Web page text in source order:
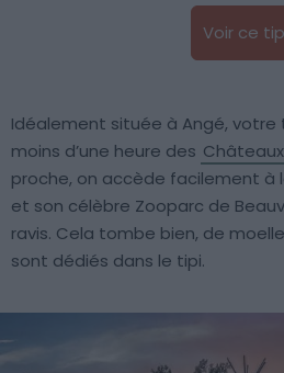
Voir ce
Idéalement située à Angé, votre
moins d’une heure des
proche, on accède facilement à
et son célèbre Zooparc de
ravis. Cela tombe bien, de
sont dédiés dans le tipi.